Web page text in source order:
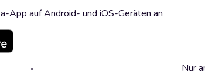
App auf Android- und iOS-Geräten an
Nur